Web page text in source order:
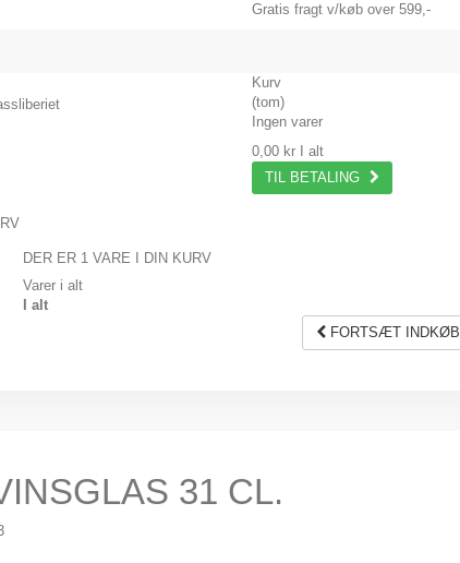
Gratis fragt v/køb over 599,-
Kurv
(tom)
Ingen varer
0,00 kr
I alt
TIL BETALING
DER ER 1 VARE I DIN KURV
Varer i alt
I alt
FORTSÆT INDKØB
31 CL.